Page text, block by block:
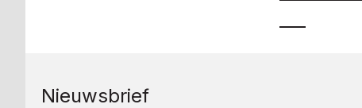
Nieuwsbrief